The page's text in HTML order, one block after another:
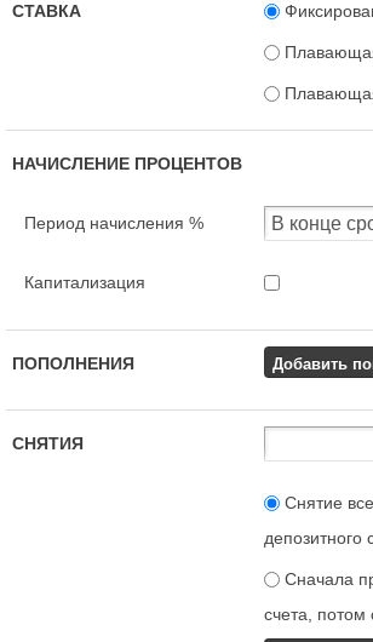
СТАВКА
НАЧИСЛЕНИЕ ПРОЦЕНТОВ
Период начисления %
Капитализация
ПОПОЛНЕНИЯ Добавить
СНЯТИЯ
Снятие
депозитного
Сначала
счета, потом